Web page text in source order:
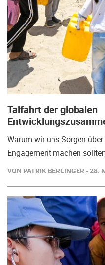
Talfahrt der globalen
Warum wir uns Sorgen
Engagement machen sollten
VON PATRIK BERLINGER - 28.